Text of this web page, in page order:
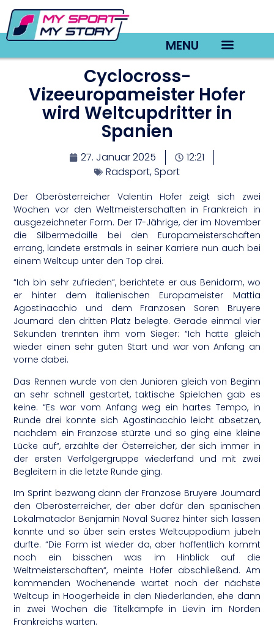
MENU
Cyclocross-
Vizeeuropameister Hofer
wird Weltcupdritter in
Spanien
27. Januar 2025
12:21
Radsport,Sport
Der Oberösterreicher Valentin Hofer zeigt sich zwei
Wochen vor den Weltmeisterschaften in Frankreich in
ausgezeichneter Form. Der 17-Jährige, der im November
die Silbermedaille bei den Europameisterschaften
errang, landete erstmals in seiner Karriere nun auch bei
einem Weltcup unter den Top drei.
“Ich bin sehr zufrieden“, berichtete er aus Benidorm, wo
er hinter dem italienischen Europameister Mattia
Agostinacchio und dem Franzosen Soren Bruyere
Joumard den dritten Platz belegte. Gerade einmal vier
Sekunden trennten ihm vom Sieger: “Ich hatte gleich
wieder einen sehr guten Start und war von Anfang an
vorne dabei.
Das Rennen wurde von den Junioren gleich von Beginn
an sehr schnell gestartet, taktische Spielchen gab es
keine. “Es war vom Anfang weg ein hartes Tempo, in
Runde drei konnte sich Agostinacchio leicht absetzen,
nachdem ein Franzose stürzte und so ging eine kleine
Lücke auf“, erzählte der Österreicher, der sich immer in
der ersten Verfolgergruppe wiederfand und mit zwei
Begleitern in die letzte Runde ging.
Im Sprint bezwang dann der Franzose Bruyere Joumard
den Oberösterreicher, der aber dafür den spanischen
Lokalmatador Benjamin Noval Suarez hinter sich lassen
konnte und so über sein erstes Weltcuppodium jubeln
durfte. “Die Form ist wieder da, aber hoffentlich kommt
noch ein bisschen was im Hinblick auf die
Weltmeisterschaften“, meinte Hofer abschließend. Am
kommenden Wochenende wartet noch der nächste
Weltcup in Hoogerheide in den Niederlanden, ehe dann
in zwei Wochen die Titelkämpfe in Lievin im Norden
Frankreichs warten.